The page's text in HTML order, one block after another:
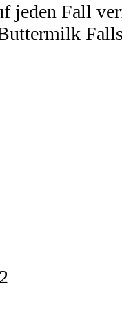
jeden Fall